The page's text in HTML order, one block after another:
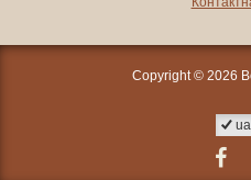
Copyright © 2026
ua